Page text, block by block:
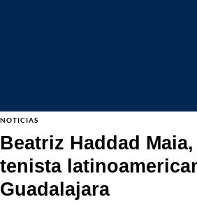
NOTICIAS
Beatriz Haddad
tenista
Guadalajara